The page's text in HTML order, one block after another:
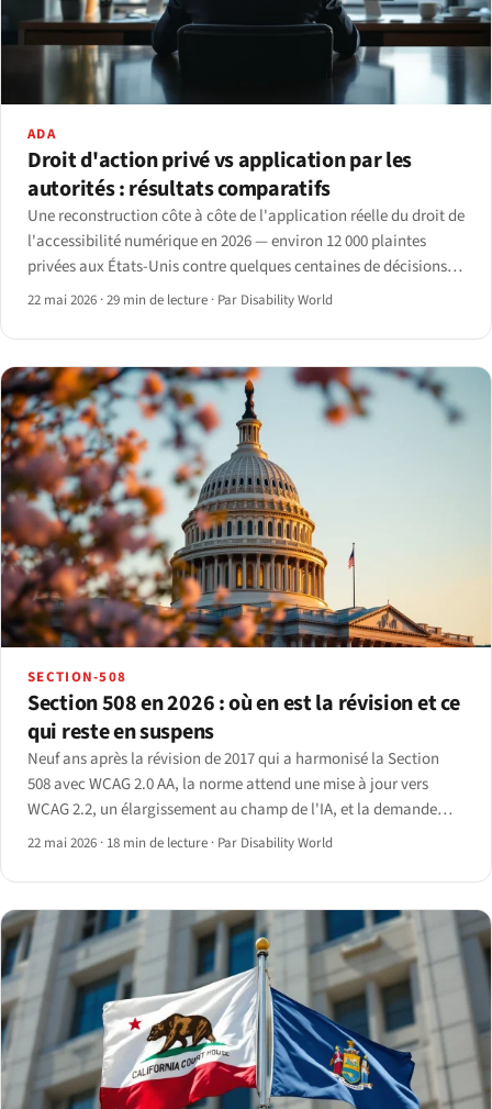
ADA
Droit d'action privé vs application par les
autorités : résultats comparatifs
Une reconstruction côte à côte de l'application réelle du droit de
l'accessibilité numérique en 2026 — environ 12 000 plaintes
privées aux États-Unis contre quelques centaines de décisions
réglementaires dans l'UE et au Royaume-Uni.
22 mai 2026 ·29 min de lecture · Par Disability World
SECTION-508
Section 508 en 2026 : où en est la révision et ce
qui reste en suspens
Neuf ans après la révision de 2017 qui a harmonisé la Section
508 avec WCAG 2.0 AA, la norme attend une mise à jour vers
WCAG 2.2, un élargissement au champ de l'IA, et la demande
d'informations 2025 de l'Access Board esquisse ce qui vient
22 mai 2026 · 18 min de lecture · Par Disability World